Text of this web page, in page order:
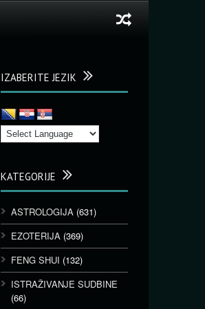
IZABERITE JEZIK
KATEGORIJE
ASTROLOGIJA (631)
EZOTERIJA (369)
FENG SHUI (132)
ISTRAŽIVANJE SUDBINE
(66)